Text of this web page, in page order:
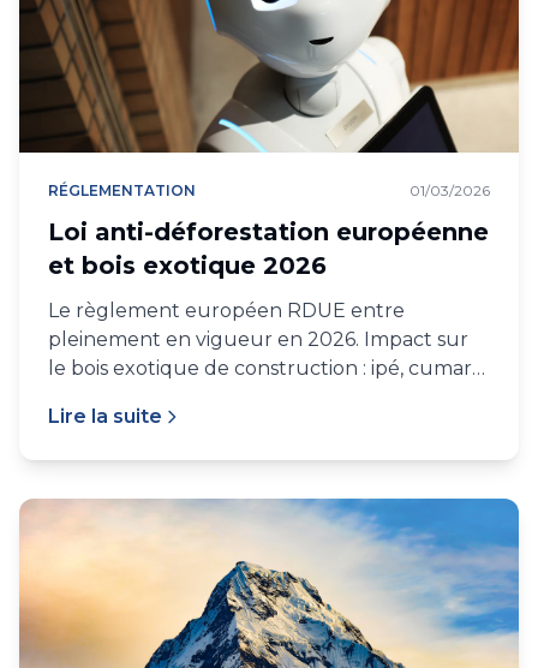
RÉGLEMENTATION 01/03/2026
Loi anti-déforestation européenne
et bois exotique 2026
Le règlement européen RDUE entre
pleinement en vigueur en 2026. Impact sur
le bois exotique de construction : ipé, cumaru,
Lire la suite